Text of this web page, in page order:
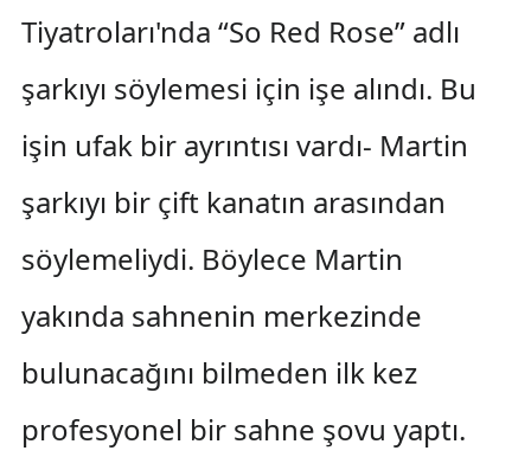
Tiyatroları'nda “So Red Rose” adlı
şarkıyı söylemesi için işe alındı. Bu
işin ufak bir ayrıntısı vardı- Martin
şarkıyı bir çift kanatın arasından
söylemeliydi. Böylece Martin
yakında sahnenin merkezinde
bulunacağını bilmeden ilk kez
profesyonel bir sahne şovu yaptı.